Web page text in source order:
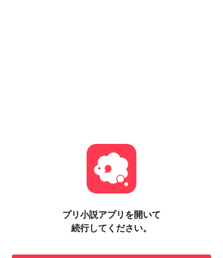
プリ小説アプリを開いて
続行してください。